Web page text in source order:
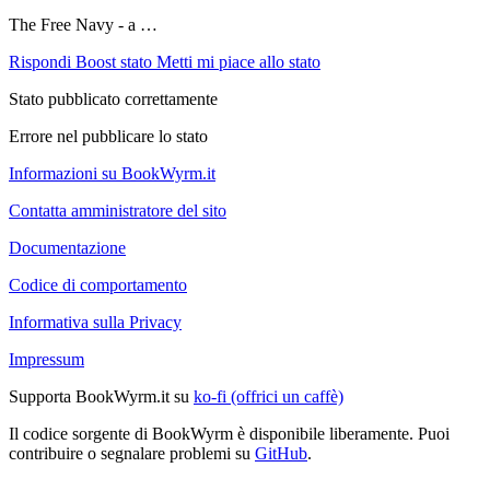
The Free Navy - a …
Rispondi Boost stato Metti mi piace allo stato
Stato pubblicato correttamente
Errore nel pubblicare lo stato
Informazioni su BookWyrm.it
Contatta amministratore del sito
Documentazione
Codice di comportamento
Informativa sulla Privacy
Impressum
Supporta BookWyrm.it su ko-fi (offrici un caffè)
Il codice sorgente di BookWyrm è disponibile liberamente. Puoi
contribuire o segnalare problemi su GitHub.